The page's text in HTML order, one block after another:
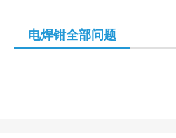
电焊钳全部问题